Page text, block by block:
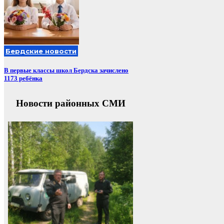
Бердские новости
В первые классы школ Бердска зачислено
1173 ребёнка